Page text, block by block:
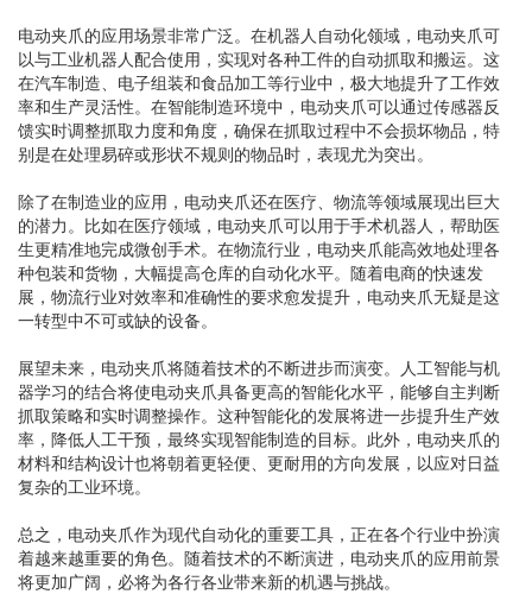
电动夹爪的应用场景非常广泛。在机器人自动化领域，电动夹爪可
以与工业机器人配合使用，实现对各种工件的自动抓取和搬运。这
在汽车制造、电子组装和食品加工等行业中，极大地提升了工作效
率和生产灵活性。在智能制造环境中，电动夹爪可以通过传感器反
馈实时调整抓取力度和角度，确保在抓取过程中不会损坏物品，特
别是在处理易碎或形状不规则的物品时，表现尤为突出。
除了在制造业的应用，电动夹爪还在医疗、物流等领域展现出巨大
的潜力。比如在医疗领域，电动夹爪可以用于手术机器人，帮助医
生更精准地完成微创手术。在物流行业，电动夹爪能高效地处理各
种包装和货物，大幅提高仓库的自动化水平。随着电商的快速发
展，物流行业对效率和准确性的要求愈发提升，电动夹爪无疑是这
一转型中不可或缺的设备。
展望未来，电动夹爪将随着技术的不断进步而演变。人工智能与机
器学习的结合将使电动夹爪具备更高的智能化水平，能够自主判断
抓取策略和实时调整操作。这种智能化的发展将进一步提升生产效
率，降低人工干预，最终实现智能制造的目标。此外，电动夹爪的
材料和结构设计也将朝着更轻便、更耐用的方向发展，以应对日益
复杂的工业环境。
总之，电动夹爪作为现代自动化的重要工具，正在各个行业中扮演
着越来越重要的角色。随着技术的不断演进，电动夹爪的应用前景
将更加广阔，必将为各行各业带来新的机遇与挑战。